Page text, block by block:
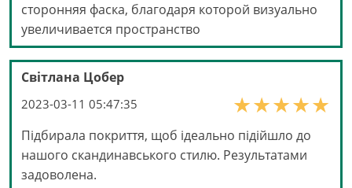
сторонняя фаска, благодаря которой визуально
увеличивается пространство
Світлана Цобер
2023-03-11 05:47:35
Підбирала покриття, щоб ідеально підійшло до
нашого скандинавського стилю. Результатами
задоволена.